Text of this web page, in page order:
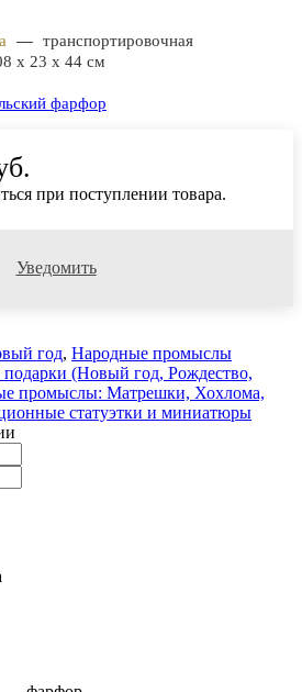
— транспортировочная
х 23 х 44 см
фарфор
при поступлении товара.
Уведомить
год, Народные промыслы
(Новый год, Рождество,
промыслы: Матрешки, Хохлома,
статуэтки и миниатюры